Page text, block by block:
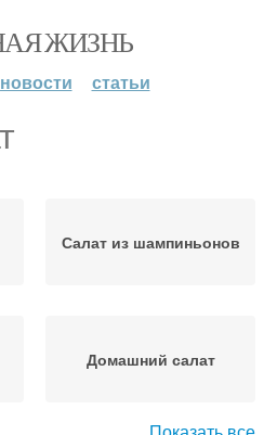
ЖИЗНЬ
новости статьи
Салат из шампиньонов
Домашний салат